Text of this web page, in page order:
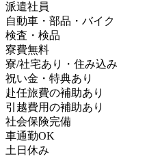
派遣社員
自動車・部品・バイク
検査・検品
寮費無料
寮/社宅あり・住み込み
祝い金・特典あり
赴任旅費の補助あり
引越費用の補助あり
社会保険完備
車通勤OK
土日休み